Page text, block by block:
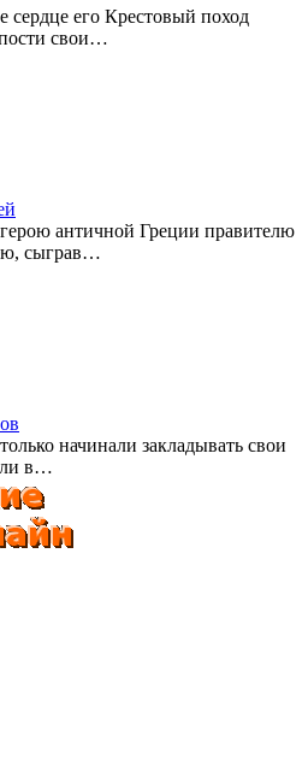
сердце его Крестовый поход
свои…
античной Греции правителю
сыграв…
начинали закладывать свои
в…